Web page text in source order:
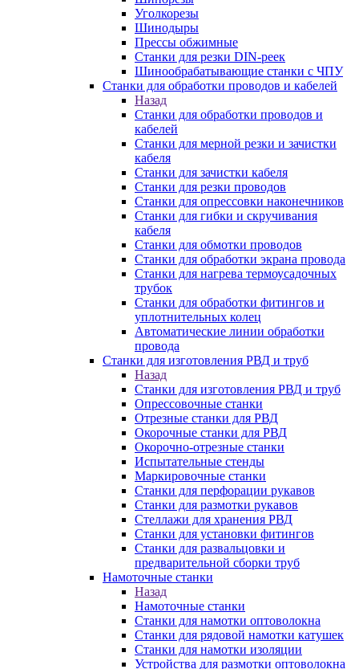
Уголкорезы
Шинодыры
Прессы обжимные
Станки для резки DIN-реек
Шинообрабатывающие станки с ЧПУ
Станки для обработки проводов и кабелей
Назад
Станки для обработки проводов и
кабелей
Станки для мерной резки и зачистки
кабеля
Станки для зачистки кабеля
Станки для резки проводов
Станки для опрессовки наконечников
Станки для гибки и скручивания
кабеля
Станки для обмотки проводов
Станки для обработки экрана провода
Станки для нагрева термоусадочных
трубок
Станки для обработки фитингов и
уплотнительных колец
Автоматические линии обработки
провода
Станки для изготовления РВД и труб
Назад
Станки для изготовления РВД и труб
Опрессовочные станки
Отрезные станки для РВД
Окорочные станки для РВД
Окорочно-отрезные станки
Испытательные стенды
Маркировочные станки
Станки для перфорации рукавов
Станки для размотки рукавов
Стеллажи для хранения РВД
Станки для установки фитингов
Станки для развальцовки и
предварительной сборки труб
Намоточные станки
Назад
Намоточные станки
Станки для намотки оптоволокна
Станки для рядовой намотки катушек
Станки для намотки изоляции
Устройства для размотки оптоволокна